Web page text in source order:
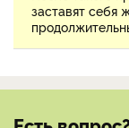
заставят себя